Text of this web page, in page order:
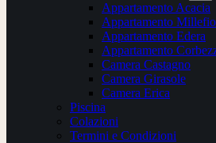
Appartamento Acacia
Appartamento
Appartamento Edera
Appartamento
Camera Castagno
Camera Girasole
Camera Erica
Piscina
Colazioni
Termini e Condizioni